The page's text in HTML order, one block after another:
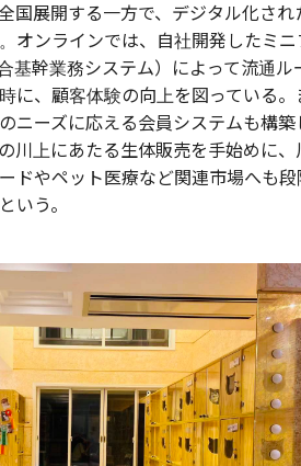
国展開する一方で、デジタル化され
オンラインでは、自社開発したミニ
基幹業務システム）によって流通ル
に、顧客体験の向上を図っている。
ニーズに応える会員システムも構築
川上にあたる生体販売を手始めに、
ドやペット医療など関連市場へも段
いう。